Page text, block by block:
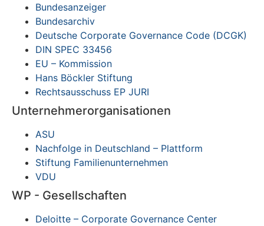
Bundesanzeiger
Bundesarchiv
Deutsche Corporate Governance Code (DCGK)
DIN SPEC 33456
EU – Kommission
Hans Böckler Stiftung
Rechtsausschuss EP JURI
Unternehmerorganisationen
ASU
Nachfolge in Deutschland – Plattform
Stiftung Familienunternehmen
VDU
WP - Gesellschaften
Deloitte – Corporate Governance Center